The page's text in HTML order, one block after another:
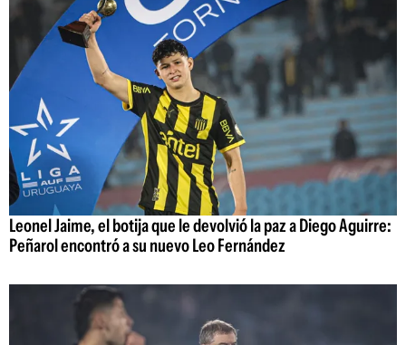
Leonel Jaime, el botija que le devolvió la paz a Diego Aguirre:
Peñarol encontró a su nuevo Leo Fernández